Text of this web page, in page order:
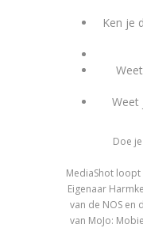
Ken je
Weet
Doe
MediaShot
Eigenaar
van de NOS
van MoJo: